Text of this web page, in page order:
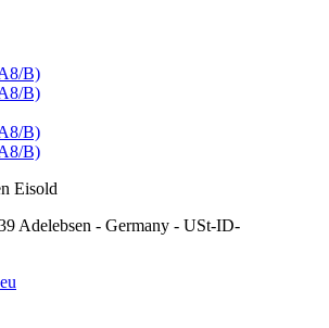
B)
B)
B)
B)
Eisold
Adelebsen - Germany - USt-ID-